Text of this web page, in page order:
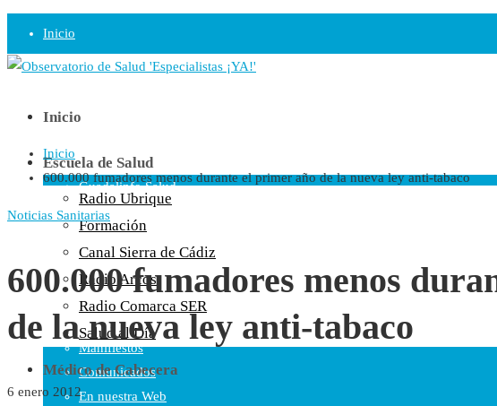
Inicio
Observatorio
Opinión
Radio
Guadalinfo Salud
Radio Guadalete
COPE Pontevedra
Salud en Radio Ubrique
Salud en Verano
Plataforma
Manifiestos
Comunicados
En nuestra Web
Inicio
Escuela de Salud
Radio Ubrique
Formación
Canal Sierra de Cádiz
Radio Arcos
Radio Comarca SER
Salud al Día
Médico de Cabecera
Inicio
600.000 fumadores menos durante el primer año de la nueva ley anti-tabaco
Noticias Sanitarias
600.000 fumadores menos
de la nueva ley anti-tabaco
6 enero 2012